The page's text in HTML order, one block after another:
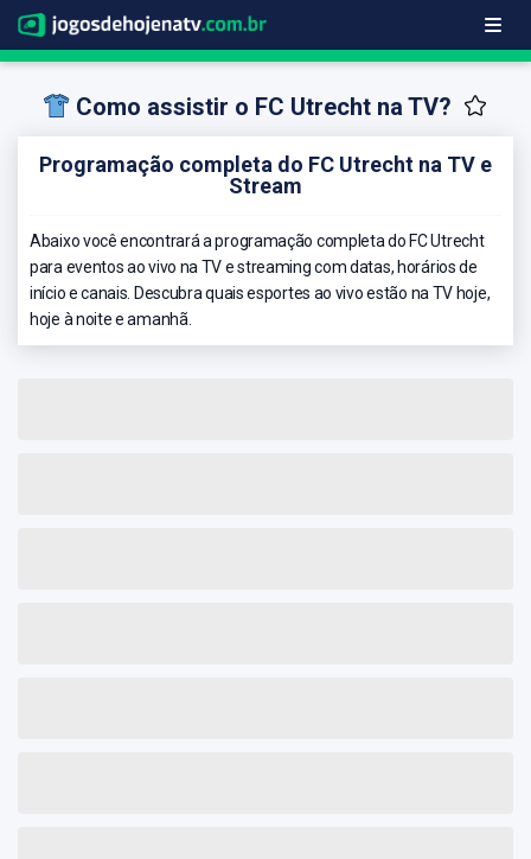
Como assistir o FC Utrecht na TV?
Programação completa do FC Utrecht na TV e
Stream
Abaixo você encontrará a programação completa do FC Utrecht
para eventos ao vivo na TV e streaming com datas, horários de
início e canais. Descubra quais esportes ao vivo estão na TV hoje,
hoje à noite e amanhã.